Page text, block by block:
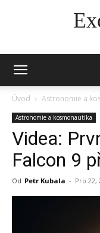
Úvod Astronomie a
Astronomie a kosmonautika
Videa:
Falcon 9
Od Petr Kubala - Pro 22,